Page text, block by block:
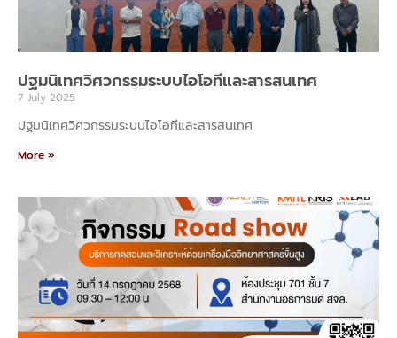
ปฐมนิเทศวิศวกรรมระบบไอโอทีและสารสนเทศ
7 July 2025
ปฐมนิเทศวิศวกรรมระบบไอโอทีและสารสนเทศ
More »